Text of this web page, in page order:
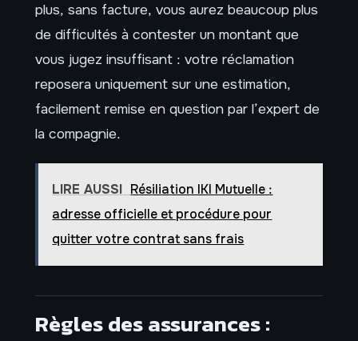
plus, sans facture, vous aurez beaucoup plus
de difficultés à contester un montant que
vous jugez insuffisant : votre réclamation
reposera uniquement sur une estimation,
facilement remise en question par l’expert de
la compagnie.
LIRE AUSSI Résiliation IKI Mutuelle :
adresse officielle et procédure pour
quitter votre contrat sans frais
Règles des assurances :